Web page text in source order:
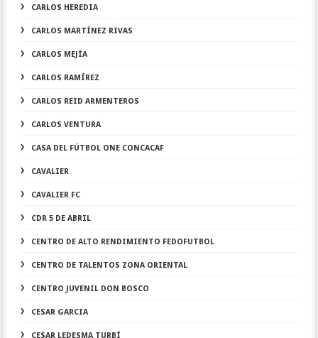
CARLOS HEREDIA
CARLOS MARTÍNEZ RIVAS
CARLOS MEJÍA
CARLOS RAMÍREZ
CARLOS REID ARMENTEROS
CARLOS VENTURA
CASA DEL FÚTBOL ONE CONCACAF
CAVALIER
CAVALIER FC
CDR 5 DE ABRIL
CENTRO DE ALTO RENDIMIENTO FEDOFUTBOL
CENTRO DE TALENTOS ZONA ORIENTAL
CENTRO JUVENIL DON BOSCO
CESAR GARCIA
CESAR LEDESMA TURBÍ